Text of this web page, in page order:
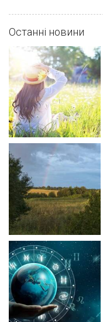
Останні новини